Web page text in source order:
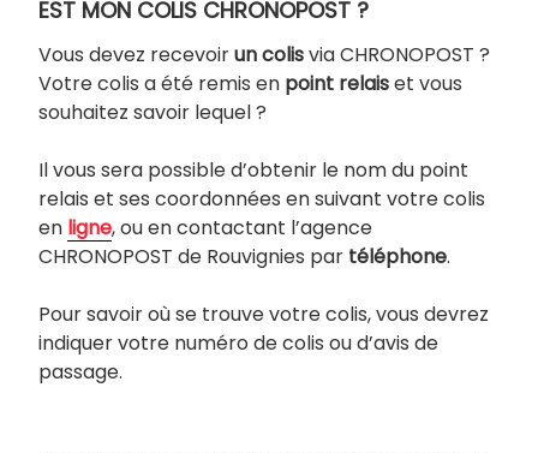
EST MON COLIS CHRONOPOST ?
Vous devez recevoirun colisvia CHRONOPOST ?
Votre colis a été remis en point relaiset vous
souhaitez savoir lequel ?
Il vous sera possible d’obtenir le nom du point
relais et ses coordonnées en suivant votre colis
en ligne, ou en contactant l’agence
CHRONOPOST de Rouvignies par téléphone.
Pour savoir où se trouve votre colis, vous devrez
indiquer votre numéro de colis ou d’avis de
passage.